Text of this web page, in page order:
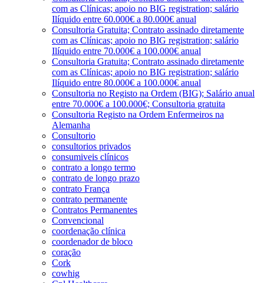
com as Clínicas; apoio no BIG registration; salário
Ilíquido entre 60.000€ a 80.000€ anual
Consultoria Gratuita; Contrato assinado diretamente
com as Clínicas; apoio no BIG registration; salário
Ilíquido entre 70.000€ a 100.000€ anual
Consultoria Gratuita; Contrato assinado diretamente
com as Clínicas; apoio no BIG registration; salário
Ilíquido entre 80.000€ a 100.000€ anual
Consultoria no Registo na Ordem (BIG); Salário anual
entre 70.000€ a 100.000€; Consultoria gratuita
Consultoria Registo na Ordem Enfermeiros na
Alemanha
Consultorio
consultorios privados
consumiveis clínicos
contrato a longo termo
contrato de longo prazo
contrato França
contrato permanente
Contratos Permanentes
Convencional
coordenação clínica
coordenador de bloco
coração
Cork
cowhig